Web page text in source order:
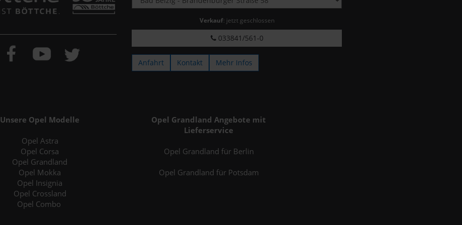
Verkauf: jetzt geschlossen
033841/561-0
Anfahrt Kontakt Mehr Infos
Unsere Opel Modelle
Opel Astra
Opel Corsa
Opel Grandland
Opel Mokka
Opel Insignia
Opel Crossland
Opel Combo
Opel Grandland Angebote mit
Lieferservice
Opel Grandland für Berlin
Opel Grandland für Potsdam